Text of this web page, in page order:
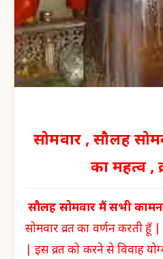
सोमवार , सौलह
का महत्व ,
सौलह सोमवार मैं सभी
सोमवार व्रत का वर्णन करती हूँ |
| इस व्रत को करने से विवाह